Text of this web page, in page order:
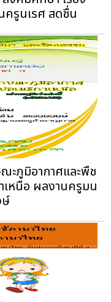
ครูนเรศ สดชื่น
ะภูมิอากาศและพืช
หนือ ผลงานครูมน